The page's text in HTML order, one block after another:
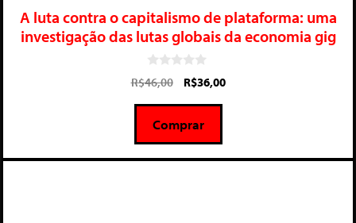
A luta contra o capitalismo de plataforma: uma
investigação das lutas globais da economia gig
0
d
5
R$46,00 R$36,00
Comprar